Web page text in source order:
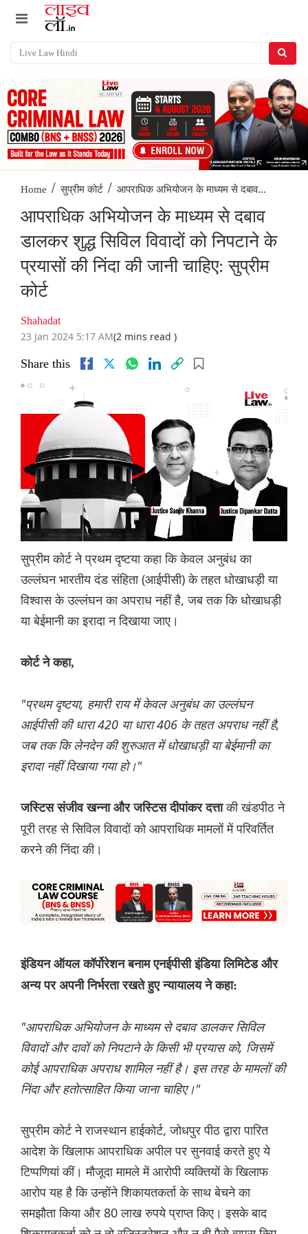
Home / सुप्रीम कोर्ट / आपराधिक अभियोजन के माध्यम से दबाव...
आपराधिक अभियोजन के माध्यम से दबाव
डालकर शुद्ध सिविल विवादों को निपटाने के
प्रयासों की निंदा की जानी चाहिए: सुप्रीम
कोर्ट
Shahadat
23 Jan 2024 5:17 AM(2 mins read )
Share this
सुप्रीम कोर्ट ने प्रथम दृष्टया कहा कि केवल अनुबंध का
उल्लंघन भारतीय दंड संहिता (आईपीसी) के तहत धोखाधड़ी या
विश्वास के उल्लंघन का अपराध नहीं है, जब तक कि धोखाधड़ी
या बेईमानी का इरादा न दिखाया जाए।
कोर्ट ने कहा,
"प्रथम दृष्टया, हमारी राय में केवल अनुबंध का उल्लंघन
आईपीसी की धारा 420 या धारा 406 के तहत अपराध नहीं है,
जब तक कि लेनदेन की शुरुआत में धोखाधड़ी या बेईमानी का
इरादा नहीं दिखाया गया हो।"
जस्टिस संजीव खन्ना और जस्टिस दीपांकर दत्ताकी खंडपीठ ने
पूरी तरह से सिविल विवादों को आपराधिक मामलों में परिवर्तित
करने की निंदा की।
इंडियन ऑयल कॉर्पोरेशन बनाम एनईपीसी इंडिया लिमिटेड और
अन्य पर अपनी निर्भरता रखते हुए न्यायालय ने कहा:
"आपराधिक अभियोजन के माध्यम से दबाव डालकर सिविल
विवादों और दावों को निपटाने के किसी भी प्रयास को, जिसमें
कोई आपराधिक अपराध शामिल नहीं है। इस तरह के मामलों की
निंदा और हतोत्साहित किया जाना चाहिए।"
सुप्रीम कोर्ट ने राजस्थान हाईकोर्ट, जोधपुर पीठ द्वारा पारित
आदेश के खिलाफ आपराधिक अपील पर सुनवाई करते हुए ये
टिप्पणियां कीं। मौजूदा मामले में आरोपी व्यक्तियों के खिलाफ
आरोप यह है कि उन्होंने शिकायतकर्ता के साथ बेचने का
समझौता किया और 80 लाख रुपये प्राप्त किए। इसके बाद